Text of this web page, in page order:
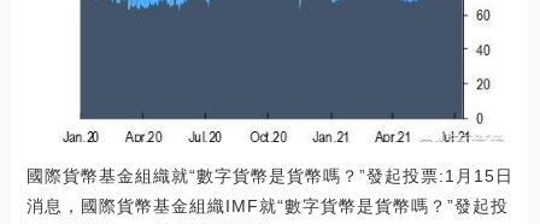
國際貨幣基金組織就“數字貨幣是貨幣嗎？”發起投票:1月15日
消息，國際貨幣基金組織IMF就“數字貨幣是貨幣嗎？”發起投